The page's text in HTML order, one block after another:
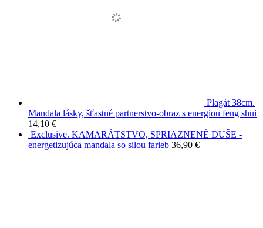
Plagát 38cm.
Mandala lásky, šťastné partnerstvo-obraz s energiou feng shui
14,10 €
Exclusive. KAMARÁTSTVO, SPRIAZNENÉ DUŠE -
energetizujúca mandala so silou farieb 36,90 €